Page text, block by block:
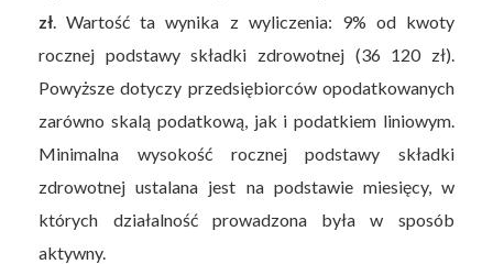
zł . Wartość ta wynika z wyliczenia: 9% od kwoty
rocznej podstawy składki zdrowotnej (36 120 zł).
Powyższe dotyczy przedsiębiorców opodatkowanych
zarówno skalą podatkową, jak i podatkiem liniowym.
Minimalna wysokość rocznej podstawy składki
zdrowotnej ustalana jest na podstawie miesięcy, w
których działalność prowadzona była w sposób
aktywny.